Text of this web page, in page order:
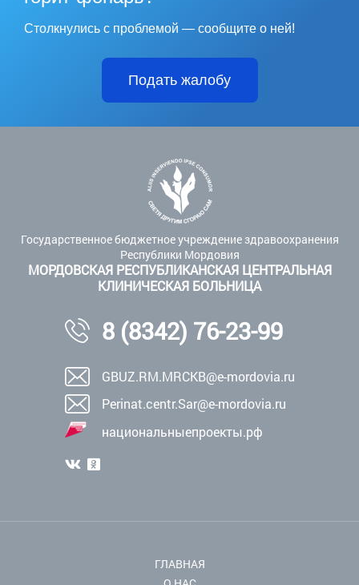
Столкнулись с проблемой — сообщите о ней!
Подать жалобу
Государственное бюджетное учреждение здравоохранения
Республики Мордовия
МОРДОВСКАЯ РЕСПУБЛИКАНСКАЯ ЦЕНТРАЛЬНАЯ
КЛИНИЧЕСКАЯ БОЛЬНИЦА
8 (8342) 76-23-99
GBUZ.RM.MRCKB@e-mordovia.ru
Perinat.centr.Sar@e-mordovia.ru
национальныепроекты.рф
ГЛАВНАЯ